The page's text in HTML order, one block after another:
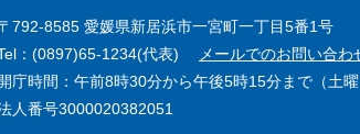
792-8585 愛媛県新居浜市一宮町一丁目5番1号
：(0897)65-1234(代表)
メールでのお問い合わ
庁時間：午前8時30分から午後5時15分まで（土
人番号3000020382051